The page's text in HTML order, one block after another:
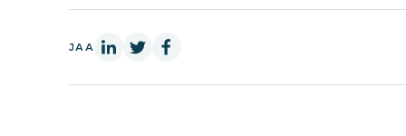
JAA LinkedInissä
X:ssäFacebookissa